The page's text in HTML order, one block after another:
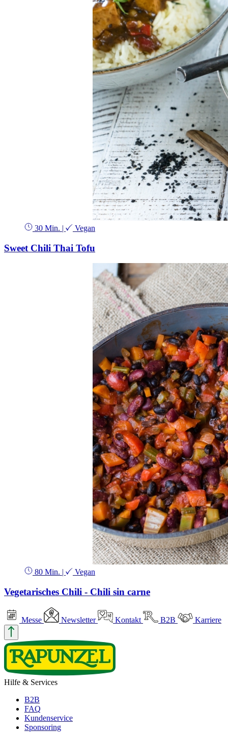
30 Min. | Vegan
Sweet Chili Thai Tofu
80 Min. | Vegan
Vegetarisches Chili - Chili sin carne
Messe Newsletter Kontakt B2B Karriere
Hilfe & Services
B2B
FAQ
Kundenservice
Sponsoring